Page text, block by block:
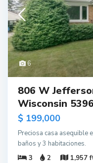
6
806 W
Wisconsin
$ 199,000
Preciosa casa asequible
baños y 3 habitaciones.
3
2 1,957